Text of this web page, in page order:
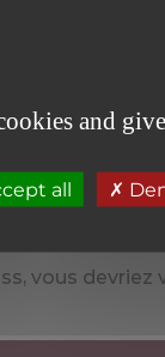
et voici
sur la
de
2 000
vous devriez
and
all